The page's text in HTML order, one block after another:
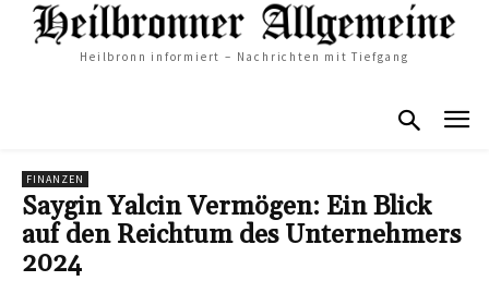
Heilbronn informiert – Nachrichten mit Tiefgang
FINANZEN
Saygin Yalcin Vermögen: Ein Blick
auf den Reichtum des Unternehmers
2024